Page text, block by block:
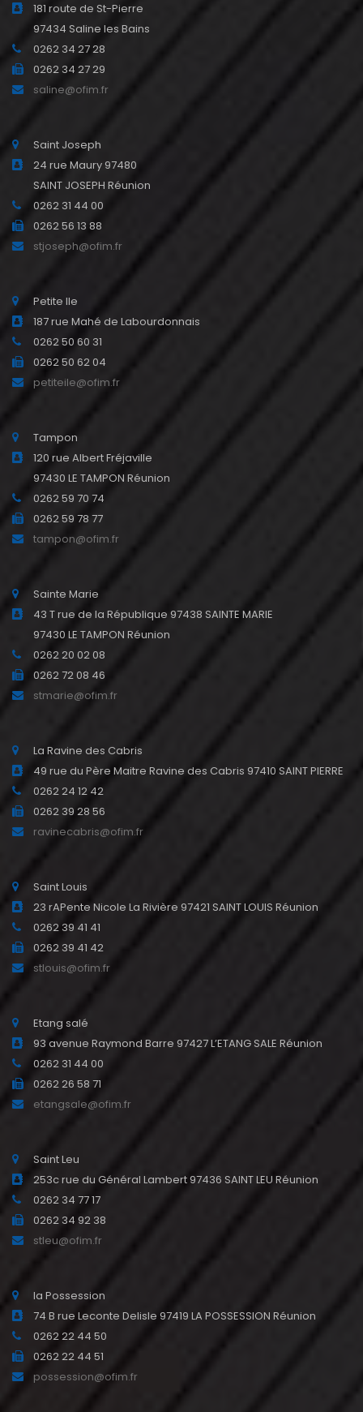
181 route de St-Pierre
97434 Saline les Bains
0262 34 27 28
0262 34 27 29
saline@ofim.fr
Saint Joseph
24 rue Maury 97480
SAINT JOSEPH Réunion
0262 31 44 00
0262 56 13 88
stjoseph@ofim.fr
Petite Ile
187 rue Mahé de Labourdonnais
0262 50 60 31
0262 50 62 04
petiteile@ofim.fr
Tampon
120 rue Albert Fréjaville
97430 LE TAMPON Réunion
0262 59 70 74
0262 59 78 77
tampon@ofim.fr
Sainte Marie
43 T rue de la République 97438 SAINTE MARIE
97430 LE TAMPON Réunion
0262 20 02 08
0262 72 08 46
stmarie@ofim.fr
La Ravine des Cabris
49 rue du Père Maitre Ravine des Cabris 97410 SAINT PIERRE
0262 24 12 42
0262 39 28 56
ravinecabris@ofim.fr
Saint Louis
23 rAPente Nicole La Rivière 97421 SAINT LOUIS Réunion
0262 39 41 41
0262 39 41 42
stlouis@ofim.fr
Etang salé
93 avenue Raymond Barre 97427 L’ETANG SALE Réunion
0262 31 44 00
0262 26 58 71
etangsale@ofim.fr
Saint Leu
253c rue du Général Lambert 97436 SAINT LEU Réunion
0262 34 77 17
0262 34 92 38
stleu@ofim.fr
la Possession
74 B rue Leconte Delisle 97419 LA POSSESSION Réunion
0262 22 44 50
0262 22 44 51
possession@ofim.fr